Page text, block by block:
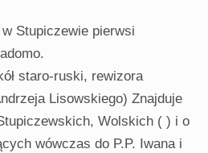
Stupiczewie pierwsi
staro-ruski, rewizora
Lisowskiego) Znajduje
Wolskich ( ) i o
wówczas do P.P. Iwana i